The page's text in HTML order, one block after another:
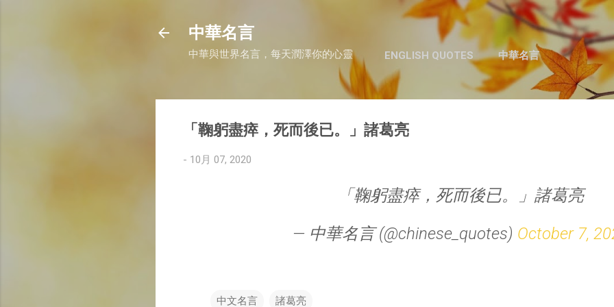
跳至主要內容
中華名言
中華與世界名言，每天潤澤你的心靈 ENGLISH QUOTES 中華名言
「鞠躬盡瘁，死而後已。」諸葛亮
- 10月 07, 2020
「鞠躬盡瘁，死而後已。」諸葛亮
— 中華名言 (@chinese_quotes) October 7,
中文名言 諸葛亮